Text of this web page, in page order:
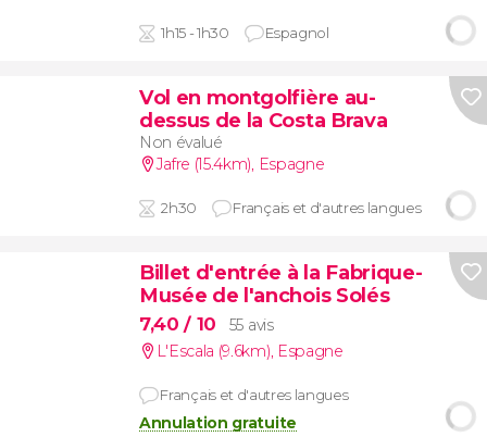
1h15 - 1h30 Espagnol
Vol en montgolfière au-
dessus de la Costa Brava
Non évalué
Jafre (15.4km), Espagne
2h30 Français et d'autres langues
Billet d'entrée à la Fabrique-
Musée de l'anchois Solés
7,40/ 10
55 avis
L'Escala (9.6km), Espagne
Français et d'autres langues
Annulation gratuite